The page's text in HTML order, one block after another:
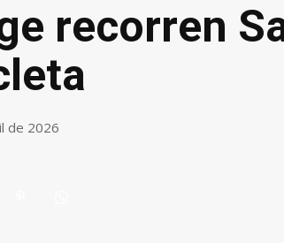
recorren
de 2026